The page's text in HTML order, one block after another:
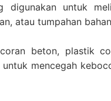
digunakan untuk
atau tumpahan
beton, plastik
mencegah